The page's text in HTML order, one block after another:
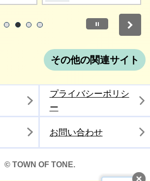
停止
その他の関連サイト
プライバシーポリシ
ー
お問い合わせ
© TOWN OF TONE.